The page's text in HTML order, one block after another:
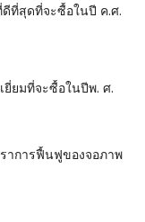
ที่สุดที่จะซื้อในปี ค.ศ.
ยี่ยมที่จะซื้อในปีพ. ศ.
าการฟื้นฟูของจอภาพ